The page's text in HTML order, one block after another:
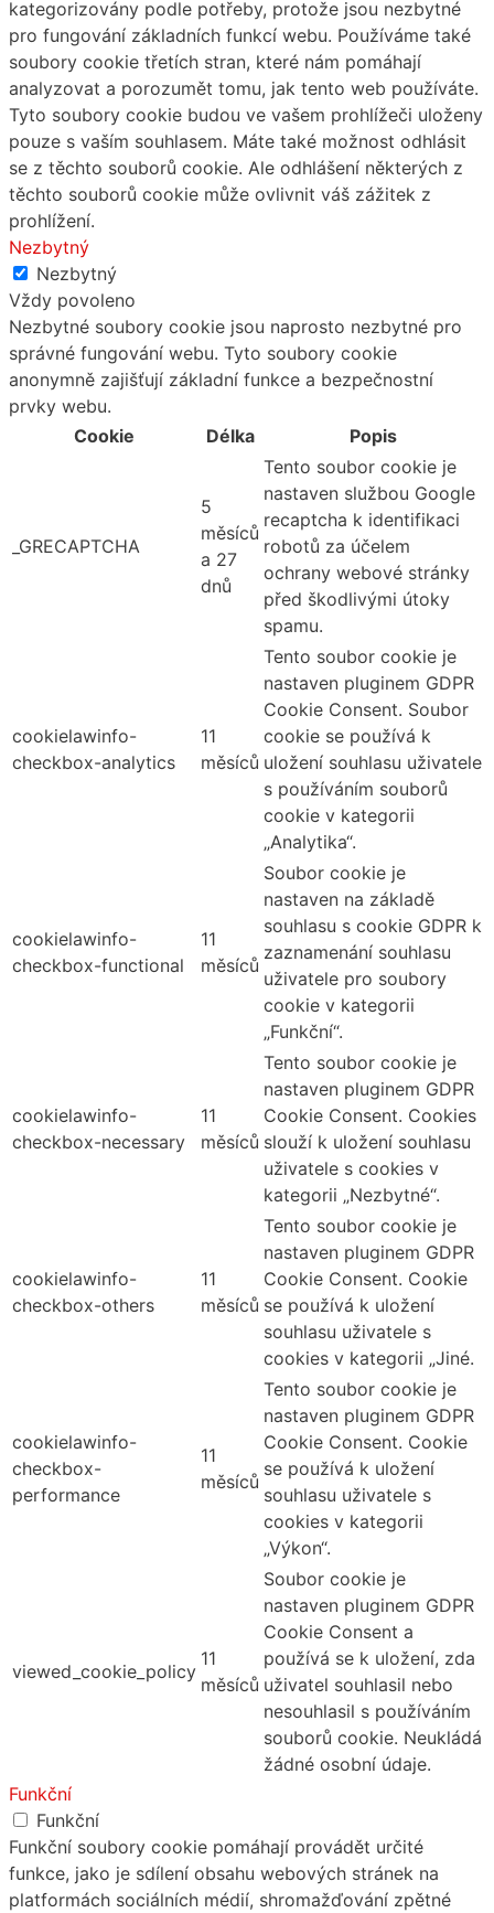
kategorizovány podle potřeby, protože jsou nezbytné
pro fungování základních funkcí webu. Používáme také
soubory cookie třetích stran, které nám pomáhají
analyzovat a porozumět tomu, jak tento web používáte.
Tyto soubory cookie budou ve vašem prohlížeči uloženy
pouze s vaším souhlasem. Máte také možnost odhlásit
se z těchto souborů cookie. Ale odhlášení některých z
těchto souborů cookie může ovlivnit váš zážitek z
prohlížení.
Nezbytný
Nezbytný
Vždy povoleno
Nezbytné soubory cookie jsou naprosto nezbytné pro
správné fungování webu. Tyto soubory cookie
anonymně zajišťují základní funkce a bezpečnostní
prvky webu.
Cookie
Délka Popis
_GRECAPTCHA
5
měsíců
a 27
dnů
Tento soubor cookie je
nastaven službou Google
recaptcha k identifikaci
robotů za účelem
ochrany webové stránky
před škodlivými útoky
spamu.
cookielawinfo-
checkbox-analytics
11
měsíců
Tento soubor cookie je
nastaven pluginem GDPR
Cookie Consent. Soubor
cookie se používá k
uložení souhlasu uživatele
s používáním souborů
cookie v kategorii
„Analytika“.
cookielawinfo-
checkbox-functional
11
měsíců
Soubor cookie je
nastaven na základě
souhlasu s cookie GDPR k
zaznamenání souhlasu
uživatele pro soubory
cookie v kategorii
„Funkční“.
cookielawinfo-
checkbox-necessary
11
měsíců
Tento soubor cookie je
nastaven pluginem GDPR
Cookie Consent. Cookies
slouží k uložení souhlasu
uživatele s cookies v
kategorii „Nezbytné“.
cookielawinfo-
checkbox-others
11
měsíců
Tento soubor cookie je
nastaven pluginem GDPR
Cookie Consent. Cookie
se používá k uložení
souhlasu uživatele s
cookies v kategorii „Jiné.
cookielawinfo-
checkbox-
performance
11
měsíců
Tento soubor cookie je
nastaven pluginem GDPR
Cookie Consent. Cookie
se používá k uložení
souhlasu uživatele s
cookies v kategorii
„Výkon“.
viewed_cookie_policy
11
měsíců
Soubor cookie je
nastaven pluginem GDPR
Cookie Consent a
používá se k uložení, zda
uživatel souhlasil nebo
nesouhlasil s používáním
souborů cookie. Neukládá
žádné osobní údaje.
Funkční
Funkční
Funkční soubory cookie pomáhají provádět určité
funkce, jako je sdílení obsahu webových stránek na
platformách sociálních médií, shromažďování zpětné